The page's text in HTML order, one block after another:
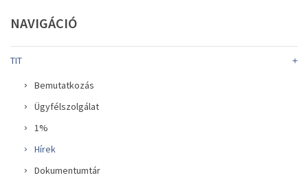
NAVIGÁCIÓ
TIT
Bemutatkozás
Ügyfélszolgálat
1%
Hírek
Dokumentumtár